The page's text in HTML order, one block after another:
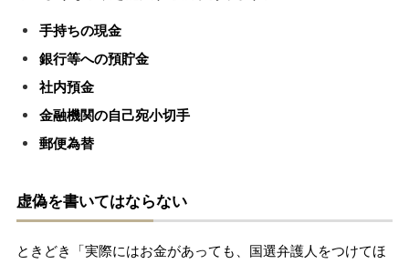
手持ちの現金
銀行等への預貯金
社内預金
金融機関の自己宛小切手
郵便為替
虚偽を書いてはならない
ときどき「実際にはお金があっても、国選弁護人をつけてほ